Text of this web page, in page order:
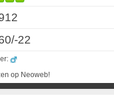
22
op Neoweb!